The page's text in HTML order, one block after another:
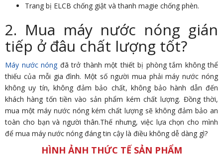
Trang bị ELCB chống giật và thanh magie chống phèn.
2. Mua máy nước nóng gián
tiếp ở đâu chất lượng tốt?
Máy nước nóng đã trở thành một thiết bị phòng tắm không thể
thiếu của mỗi gia đình. Một số người mua phải máy nước nóng
không uy tín, không đảm bảo chất, không bảo hành dẫn đến
khách hàng tốn tiền vào sản phẩm kém chất lượng. Đồng thời,
mua một máy nước nóng kém chất lượng sẽ không đảm bảo an
toàn cho bạn và người thân.Thế nhưng, việc lựa chọn cho mình
để mua máy nước nóng đáng tin cậy là điều không dễ dàng gì?
HÌNH ẢNH THỨC TẾ SẢN PHẨM